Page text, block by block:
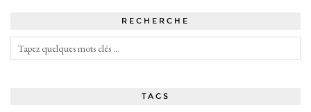
RECHERCHE
TAGS